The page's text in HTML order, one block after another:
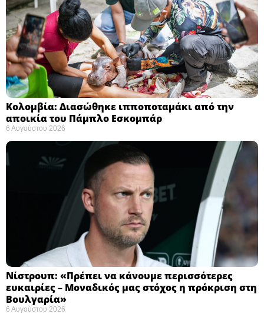
Κολομβία: Διασώθηκε ιπποποταμάκι από την
αποικία του Πάμπλο Εσκομπάρ ​
6 Αυγούστου 2026
Νίστρουπ: «Πρέπει να κάνουμε περισσότερες
ευκαιρίες – Μοναδικός μας στόχος η πρόκριση στη
Βουλγαρία» ​
6 Αυγούστου 2026